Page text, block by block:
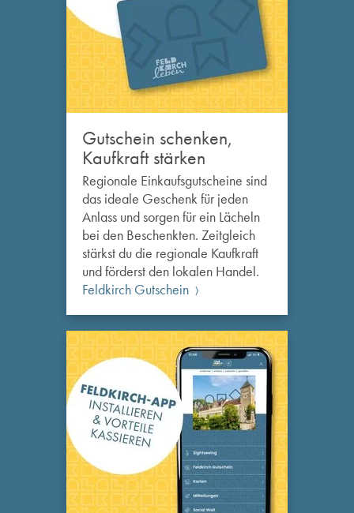
Gutschein schenken,
Kaufkraft stärken
Regionale Einkaufsgutscheine sind
das ideale Geschenk für jeden
Anlass und sorgen für ein Lächeln
bei den Beschenkten. Zeitgleich
stärkst du die regionale Kaufkraft
und förderst den lokalen Handel.
Feldkirch Gutschein